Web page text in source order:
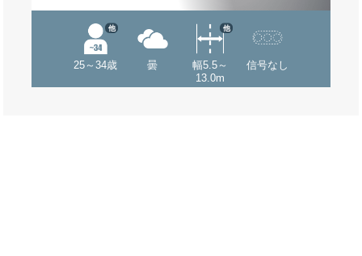
25～34歳
他
曇
幅5.5～
13.0m
他
信号なし